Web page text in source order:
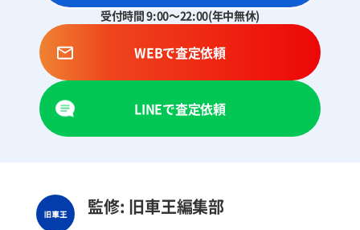
受付時間 9:00～22:00(年中無休)
WEBで査定依頼
LINEで査定依頼
監修: 旧車王編集部